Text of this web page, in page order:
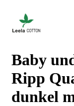
Baby
Ripp
dunkel